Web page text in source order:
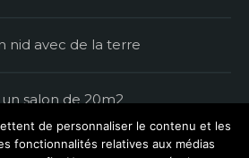
nid avec de la terre
salon de 20m2
la nuit
de personnaliser le contenu et les
fonctionnalités relatives aux médias